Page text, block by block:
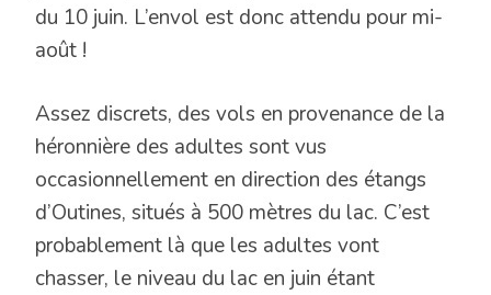
du 10 juin. L’envol est donc attendu pour mi-
août !
Assez discrets, des vols en provenance de la
héronnière des adultes sont vus
occasionnellement en direction des étangs
d’Outines, situés à 500 mètres du lac. C’est
probablement là que les adultes vont
chasser, le niveau du lac en juin étant